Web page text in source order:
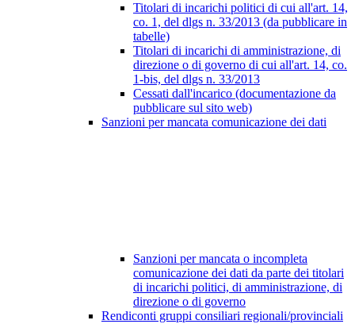
Titolari di incarichi politici di cui all'art. 14,
co. 1, del dlgs n. 33/2013 (da pubblicare in
tabelle)
Titolari di incarichi di amministrazione, di
direzione o di governo di cui all'art. 14, co.
1-bis, del dlgs n. 33/2013
Cessati dall'incarico (documentazione da
pubblicare sul sito web)
Sanzioni per mancata comunicazione dei dati
Sanzioni per mancata o incompleta
comunicazione dei dati da parte dei titolari
di incarichi politici, di amministrazione, di
direzione o di governo
Rendiconti gruppi consiliari regionali/provinciali